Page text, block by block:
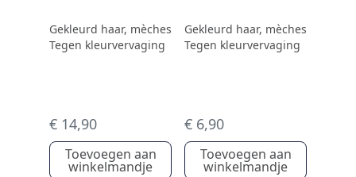
Gekleurd haar, mèches
Tegen kleurvervaging
€ 14,90
Toevoegen aan
winkelmandje
Gekleurd haar, mèches
Tegen kleurvervaging
€ 6,90
Toevoegen aan
winkelmandje